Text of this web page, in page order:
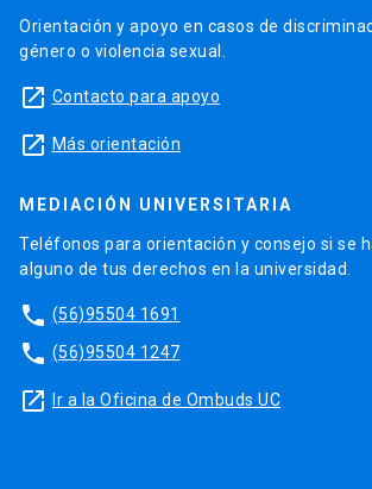
Orientación y apoyo en casos de
género o violencia sexual.
launch Contacto para apoyo
launch Más orientación
MEDIACIÓN UNIVERSITARIA
Teléfonos para orientación y consejo si se
alguno de tus derechos en la universidad.
phone (56)95504 1691
phone (56)95504 1247
launch Ir a la Oficina de Ombuds UC